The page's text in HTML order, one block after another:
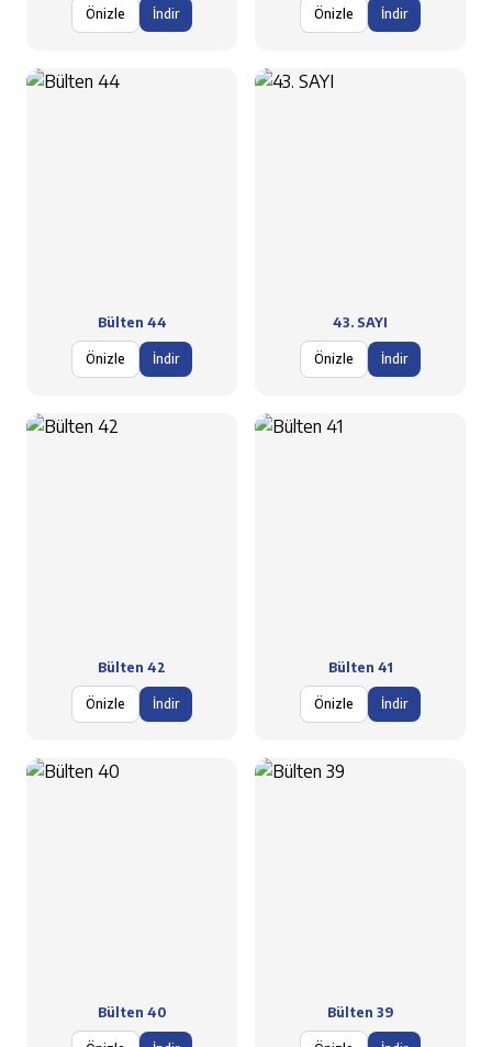
Önizle İndir Önizle İndir
Bülten 44
Önizle İndir
43. SAYI
Önizle İndir
Bülten 42
Önizle İndir
Bülten 41
Önizle İndir
Bülten 40 Bülten 39